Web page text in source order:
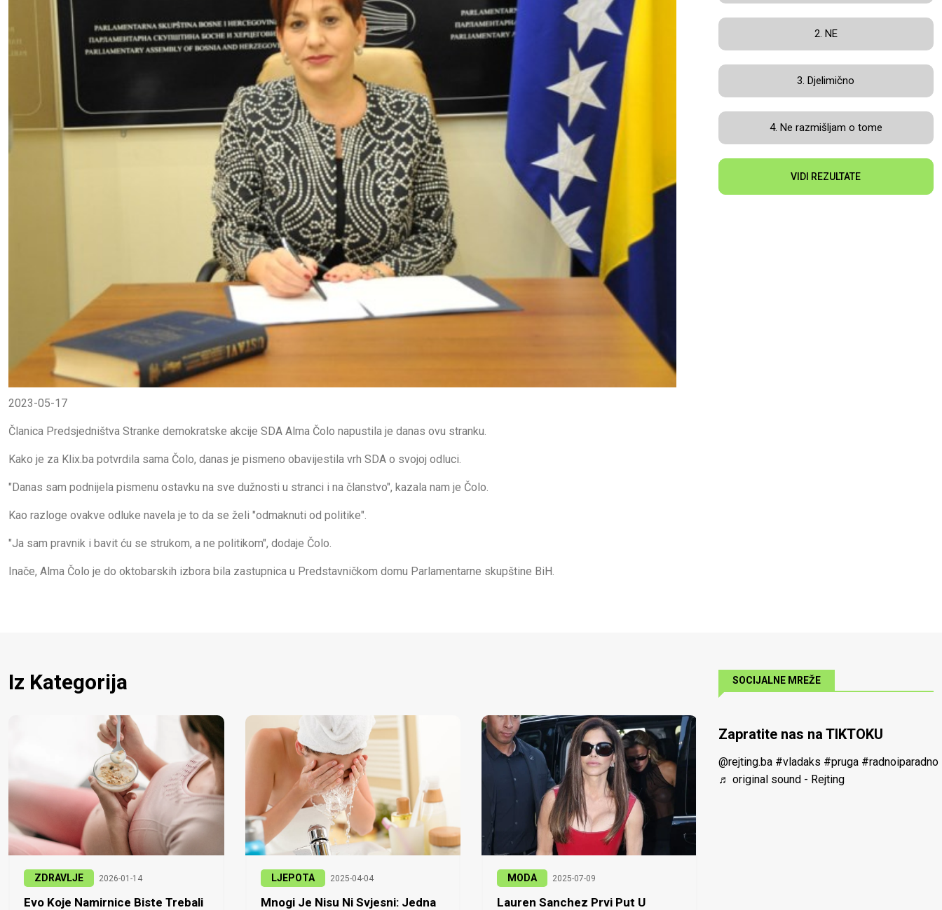
2023-05-17
Članica Predsjedništva Stranke demokratske akcije SDA Alma Čolo napustila je danas ovu stranku.
Kako je za Klix.ba potvrdila sama Čolo, danas je pismeno obavijestila vrh SDA o svojoj odluci.
"Danas sam podnijela pismenu ostavku na sve dužnosti u stranci i na članstvo", kazala nam je Čolo.
Kao razloge ovakve odluke navela je to da se želi "odmaknuti od politike".
"Ja sam pravnik i bavit ću se strukom, a ne politikom", dodaje Čolo.
Inače, Alma Čolo je do oktobarskih izbora bila zastupnica u Predstavničkom domu Parlamentarne skupštine BiH.
2. NE
3. Djelimično
4. Ne razmišljam o tome
VIDI REZULTATE
Iz Kategorija
ZDRAVLJE 2026-01-14
Evo Koje Namirnice Biste Trebali
LJEPOTA 2025-04-04
Mnogi Je Nisu Ni Svjesni: Jedna
MODA 2025-07-09
Lauren Sanchez Prvi Put U
SOCIJALNE MREŽE
Zapratite nas na TIKTOKU
@rejting.ba #vladaks #pruga #radnoiparadno
♬ original sound - Rejting